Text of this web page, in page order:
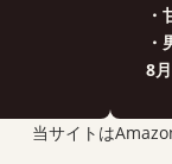
8
当サイトは